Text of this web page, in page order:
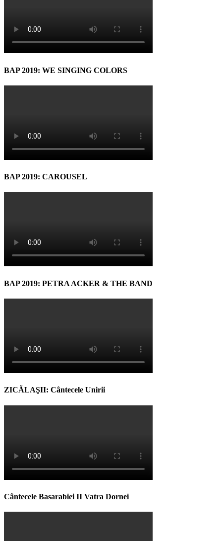
BAP 2019: WE SINGING COLORS
BAP 2019: CAROUSEL
BAP 2019: PETRA ACKER & THE BAND
ZICĂLAŞII: Cântecele Unirii
Cântecele Basarabiei II Vatra Dornei